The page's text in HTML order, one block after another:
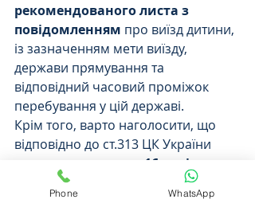
рекомендованого листа з
повідомленням про виїзд дитини,
із зазначенням мети виїзду,
держави прямування та
відповідний часовий проміжок
перебування у цій державі.
Крім того, варто наголосити, що
відповідно до ст.313 ЦК України
досягла 16 років
право на вільний самостійний
виїзд за кордон.
Phone WhatsApp